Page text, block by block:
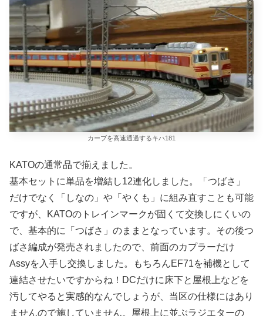
カーブを高速通過するキハ181
KATOの通常品で揃えました。
基本セットに単品を増結し12連化しました。「つばさ」
だけでなく「しなの」や「やくも」に組み直すことも可能
ですが、KATOのトレインマークが固くて交換しにくいの
で、基本的に「つばさ」のままとなっています。その後つ
ばさ編成が発売されましたので、前面のカプラーだけ
Assyを入手し交換しました。もちろんEF71を補機として
連結させたいですからね！DCだけに床下と屋根上などを
汚してやると実感的なんでしょうが、当区の仕様にはあり
ませんので施していません。屋根上に並ぶラジエターの